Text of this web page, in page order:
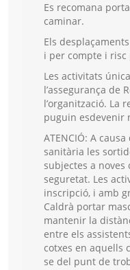
Es recomana
caminar.
Els
i per compte i risc
Les activitats
l’assegurança de
l’organització. La
puguin esdevenir
ATENCIÓ: A
sanitària les
subjectes a noves
seguretat. Les
inscripció, i amb
Caldrà portar
mantenir la
entre els
cotxes en aquells
se del punt de